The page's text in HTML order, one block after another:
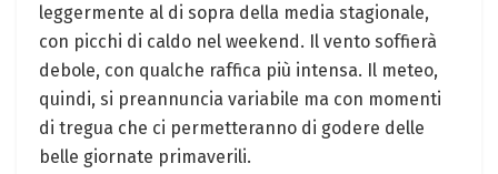
leggermente al di sopra della media stagionale,
con picchi di caldo nel weekend. Il vento soffierà
debole, con qualche raffica più intensa. Il meteo,
quindi, si preannuncia variabile ma con momenti
di tregua che ci permetteranno di godere delle
belle giornate primaverili.